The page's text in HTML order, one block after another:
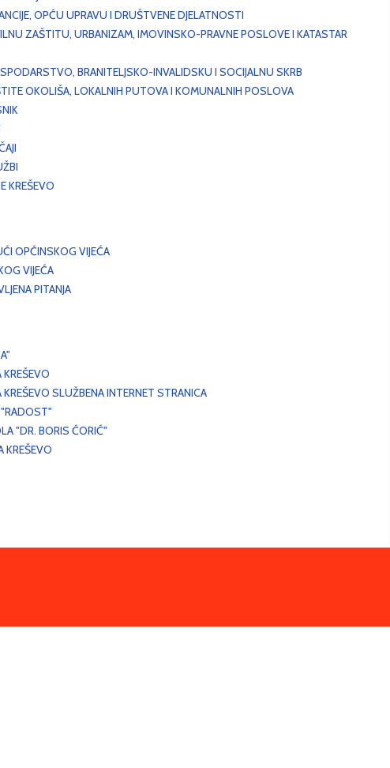
OPĆU UPRAVU I DRUŠTVENE DJELATNOSTI
ZAŠTITU, URBANIZAM, IMOVINSKO-PRAVNE POSLOVE I KATASTAR
BRANITELJSKO-INVALIDSKU I SOCIJALNU SKRB
OKOLIŠA, LOKALNIH PUTOVA I KOMUNALNIH POSLOVA
KREŠEVO
OPĆINSKOG VIJEĆA
VIJEĆA
PITANJA
SLUŽBENA INTERNET STRANICA
"RADOST"
"DR. BORIS ĆORIĆ"
KREŠEVO